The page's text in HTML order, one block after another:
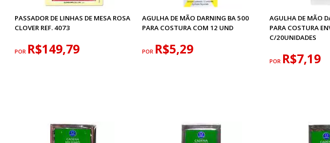
PASSADOR DE LINHAS DE MESA ROSA
CLOVER REF. 4073
POR R$149,79
AGULHA DE MÃO DARNING BA 500
PARA COSTURA COM 12 UND
POR R$5,29
AGULHA DE MÃO
PARA COSTURA
C/20UNIDADES
POR R$7,19